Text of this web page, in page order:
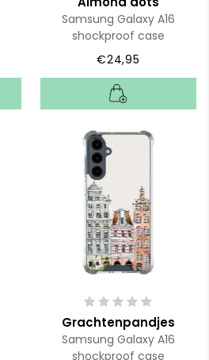
Samsung Galaxy A16
shockproof case
€24,95
Grachtenpandjes
Samsung Galaxy A16
shockproof case